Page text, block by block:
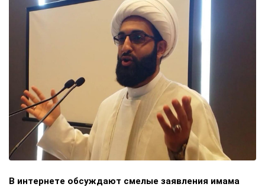
В интернете обсуждают смелые заявления имама